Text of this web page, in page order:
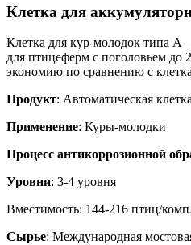
Клетка для
Клетка для кур-молодок типа
для птицеферм с поголовьем
экономию по сравнению с
Продукт: Автоматическая
Применение: Куры-молодки
Процесс антикоррозионной
Уровни: 3-4 уровня
Вместимость: 144-216 птиц/
Сырье: Международная